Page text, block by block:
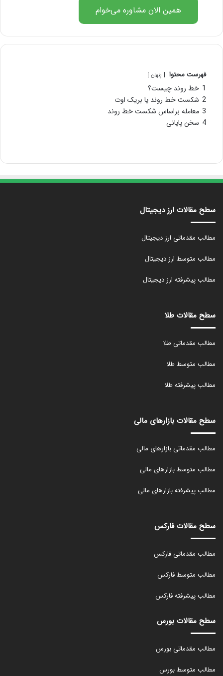
همین الان مشاوره می‌خوام
فهرست محتوا پنهان
1 خط روند چیست؟
2 شکست خط روند یا بریک اوت
3 معامله براساس شکست خط روند
4 سخن پایانی
سطح مقالات ارز دیجیتال
مطالب مقدماتی ارز دیجیتال
مطالب متوسط ارز دیجیتال
مطالب پیشرفته ارز دیجیتال
سطح مقالات طلا
مطالب مقدماتی طلا
مطالب متوسط طلا
مطالب پیشرفته طلا
سطح مقالات بازارهای مالی
مطالب مقدماتی بازارهای مالی
مطالب متوسط بازارهای مالی
مطالب پیشرفته بازارهای مالی
سطح مقالات فارکس
مطالب مقدماتی فارکس
مطالب متوسط فارکس
مطالب پیشرفته فارکس
سطح مقالات بورس
مطالب مقدماتی بورس
مطالب متوسط بورس